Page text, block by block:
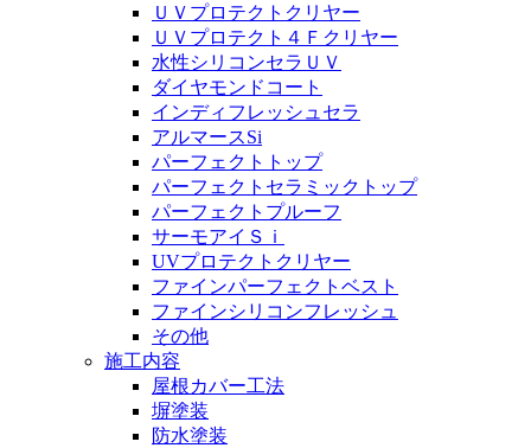
ＵＶプロテクトクリヤー
ＵＶプロテクト４Ｆクリヤー
水性シリコンセラＵＶ
ダイヤモンドコート
インディフレッシュセラ
アルマースSi
パーフェクトトップ
パーフェクトセラミックトップ
パーフェクトプルーフ
サーモアイＳｉ
UVプロテクトクリヤー
ファインパーフェクトベスト
ファインシリコンフレッシュ
その他
施工内容
屋根カバー工法
塀塗装
防水塗装